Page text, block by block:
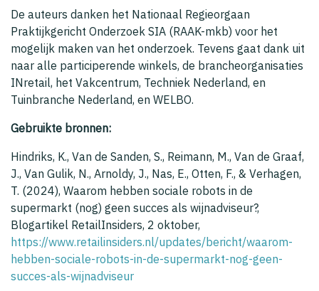
De auteurs danken het Nationaal Regieorgaan
Praktijkgericht Onderzoek SIA (RAAK-mkb) voor het
mogelijk maken van het onderzoek. Tevens gaat dank uit
naar alle participerende winkels, de brancheorganisaties
INretail, het Vakcentrum, Techniek Nederland, en
Tuinbranche Nederland, en WELBO.
Gebruikte bronnen:
Hindriks, K., Van de Sanden, S., Reimann, M., Van de Graaf,
J., Van Gulik, N., Arnoldy, J., Nas, E., Otten, F., & Verhagen,
T. (2024), Waarom hebben sociale robots in de
supermarkt (nog) geen succes als wijnadviseur?,
Blogartikel RetailInsiders, 2 oktober,
https://www.retailinsiders.nl/updates/bericht/waarom-
hebben-sociale-robots-in-de-supermarkt-nog-geen-
succes-als-wijnadviseur